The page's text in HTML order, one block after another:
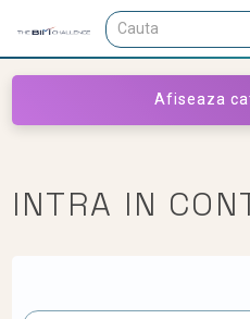
Afiseaza
INTRA IN